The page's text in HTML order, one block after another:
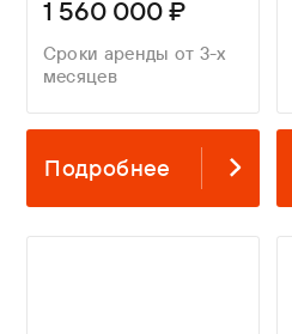
1 560 000 ₽
Сроки аренды от 3-х
месяцев
Подробнее